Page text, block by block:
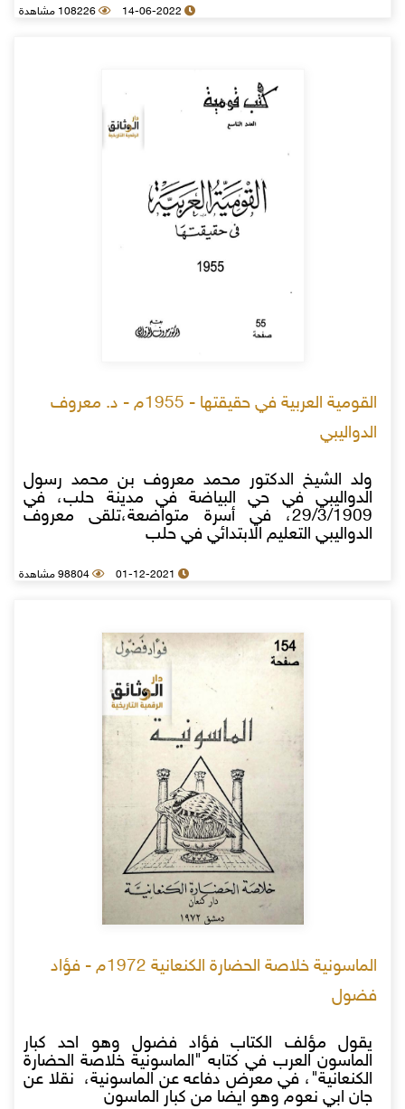
14-06-2022 108226 مشاهدة
القومية العربية في حقيقتها - 1955م - د. معروف
الدواليبي
ولد الشيخ الدكتور محمد معروف بن محمد رسول
الدواليبي في حي البياضة في مدينة حلب، في
29/3/1909، في أسرة متواضعة،تلقى معروف
الدواليبي التعليم الابتدائي في حلب
01-12-2021 98804 مشاهدة
الماسونية خلاصة الحضارة الكنعانية 1972م - فؤاد
فضول
يقول مؤلف الكتاب فؤاد فضول وهو احد كبار
الماسون العرب في كتابه "الماسونية خلاصة الحضارة
الكنعانية"، في معرض دفاعه عن الماسونية، نقلا عن
جان ابي نعوم وهو ايضا من كبار الماسون